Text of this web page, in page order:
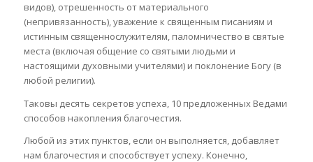
видов), отрешенность от материального
(непривязанность), уважение к священным писаниям и
истинным священнослужителям, паломничество в святые
места (включая общение со святыми людьми и
настоящими духовными учителями) и поклонение Богу (в
любой религии).
Таковы десять секретов успеха, 10 предложенных Ведами
способов накопления благочестия.
Любой из этих пунктов, если он выполняется, добавляет
нам благочестия и способствует успеху. Конечно,